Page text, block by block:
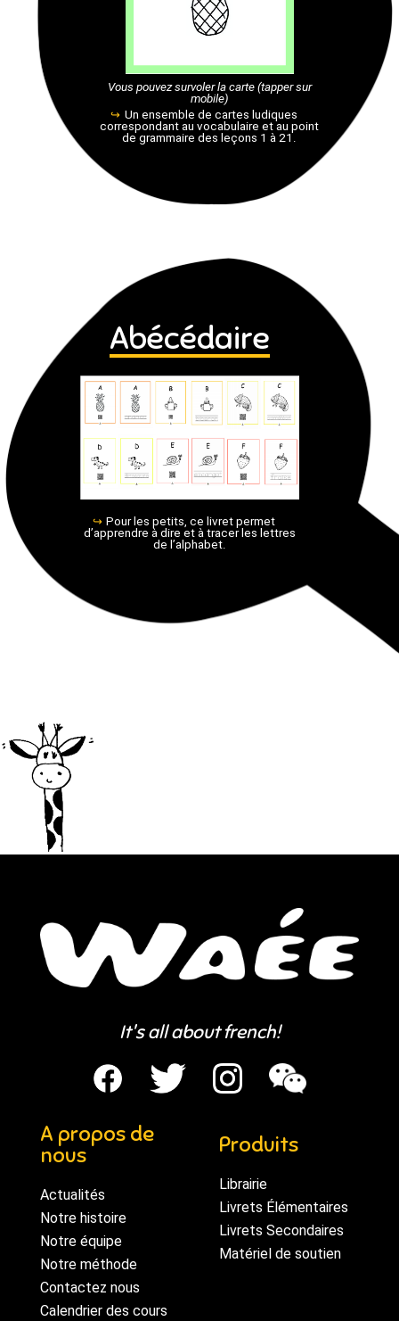
Vous pouvez survoler la carte (tapper sur
mobile)
Un ensemble de cartes ludiques
correspondant au vocabulaire et au point
de grammaire des leçons 1 à 21.
Abécédaire
Pour les petits, ce livret permet
d’apprendre à dire et à tracer les lettres
de l’alphabet.
It's all about french!
A propos de
nous
Actualités
Notre histoire
Notre équipe
Notre méthode
Contactez nous
Calendrier des cours
Produits
Librairie
Livrets Élémentaires
Livrets Secondaires
Matériel de soutien
soutien
TEF-TCF
web